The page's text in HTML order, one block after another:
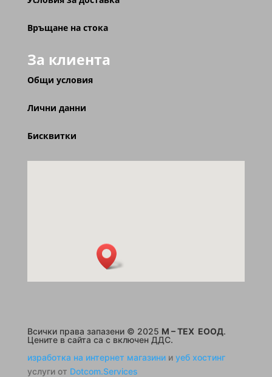
Връщане на стока
За клиента
Общи условия
Лични данни
Бисквитки
Всички права запазени © 2025 M – TEX ЕООД.
Цените в сайта са с включен ДДС.
изработка на интернет магазинии уеб хостинг
услуги от Dotcom.Services